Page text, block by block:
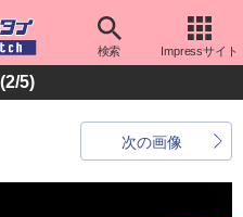
検索 Impressサイト
(2/5)
次の画像